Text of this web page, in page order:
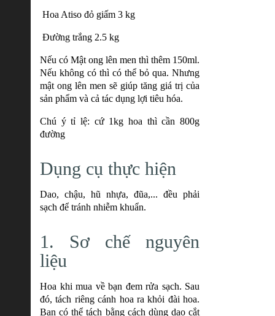
Hoa Atiso đỏ giấm 3 kg
Đường trắng 2.5 kg
Nếu có Mật ong lên men thì thêm 150ml.
Nếu không có thì có thể bỏ qua. Nhưng
mật ong lên men sẽ giúp tăng giá trị của
sản phẩm và cả tác dụng lợi tiêu hóa.
Chú ý tỉ lệ: cứ 1kg hoa thì cần 800g
đường
Dụng cụ thực hiện
Dao, chậu, hũ nhựa, đũa,... đều phải
sạch để tránh nhiễm khuẩn.
1. Sơ chế nguyên
liệu
Hoa khi mua về bạn đem rửa sạch. Sau
đó, tách riêng cánh hoa ra khỏi đài hoa.
Bạn có thể tách bằng cách dùng dao cắt